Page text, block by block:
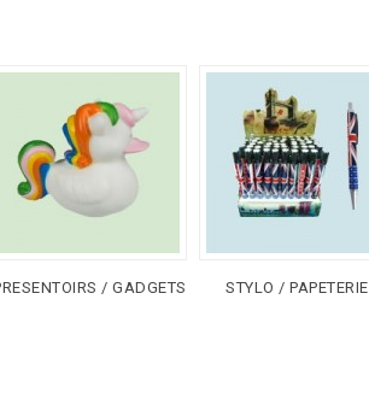
/ GADGETS STYLO / PAPETERIE